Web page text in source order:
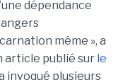
dépendance
même », a
article publié sur le
invoqué plusieurs